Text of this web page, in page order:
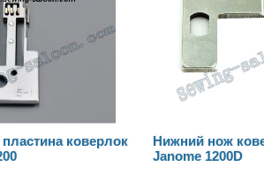
нож коверлока
1200D
Зубья
коверлока